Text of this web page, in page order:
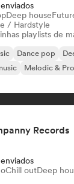
Deep house
/ Hardstyle
playlists de
Dance pop
Melodic &
Records
Chill outDeep